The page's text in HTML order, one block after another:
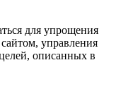
для упрощения
управления
описанных в